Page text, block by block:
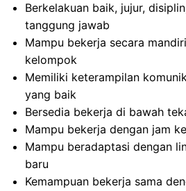
Berkelakuan baik, jujur,
tanggung jawab
Mampu bekerja secara
kelompok
Memiliki keterampilan
yang baik
Bersedia bekerja di bawah
Mampu bekerja dengan jam
Mampu beradaptasi dengan
baru
Kemampuan bekerja sama